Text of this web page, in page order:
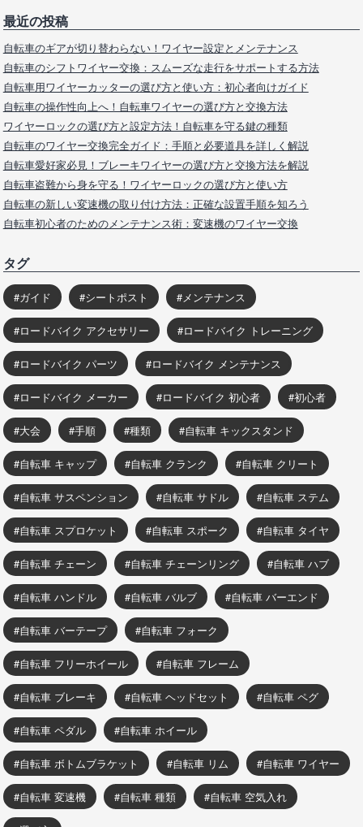
最近の投稿
自転車のギアが切り替わらない！ワイヤー設定とメンテナンス
自転車のシフトワイヤー交換：スムーズな走行をサポートする方法
自転車用ワイヤーカッターの選び方と使い方：初心者向けガイド
自転車の操作性向上へ！自転車ワイヤーの選び方と交換方法
ワイヤーロックの選び方と設定方法！自転車を守る鍵の種類
自転車のワイヤー交換完全ガイド：手順と必要道具を詳しく解説
自転車愛好家必見！ブレーキワイヤーの選び方と交換方法を解説
自転車盗難から身を守る！ワイヤーロックの選び方と使い方
自転車の新しい変速機の取り付け方法：正確な設置手順を知ろう
自転車初心者のためのメンテナンス術：変速機のワイヤー交換
タグ
ガイド シートポスト メンテナンス
ロードバイク アクセサリー ロードバイク トレーニング
ロードバイク パーツ ロードバイク メンテナンス
ロードバイク メーカー ロードバイク 初心者 初心者
大会 手順 種類 自転車 キックスタンド
自転車 キャップ 自転車 クランク 自転車 クリート
自転車 サスペンション 自転車 サドル 自転車 ステム
自転車 スプロケット 自転車 スポーク 自転車 タイヤ
自転車 チェーン 自転車 チェーンリング 自転車 ハブ
自転車 ハンドル 自転車 バルブ 自転車 バーエンド
自転車 バーテープ 自転車 フォーク
自転車 フリーホイール 自転車 フレーム
自転車 ブレーキ 自転車 ヘッドセット 自転車 ペグ
自転車 ペダル 自転車 ホイール
自転車 ボトムブラケット 自転車 リム 自転車 ワイヤー
自転車 変速機 自転車 種類 自転車 空気入れ